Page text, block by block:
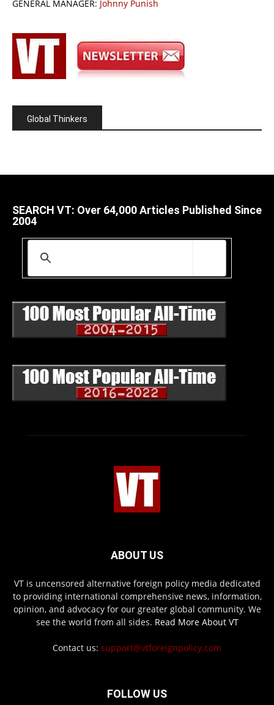
GENERAL MANAGER: Johnny Punish
Global Thinkers
SEARCH VT: Over 64,000 Articles Published Since
2004
ABOUT US
VT is uncensored alternative foreign policy media dedicated
to providing international comprehensive news, information,
opinion, and advocacy for our greater global community. We
see the world from all sides. Read More About VT
Contact us: support@vtforeignpolicy.com
FOLLOW US